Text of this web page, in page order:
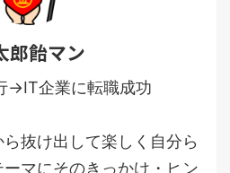
郎飴マン
→IT企業に転職成功
ら抜け出して楽しく自分ら
マにそのきっかけ・ヒン